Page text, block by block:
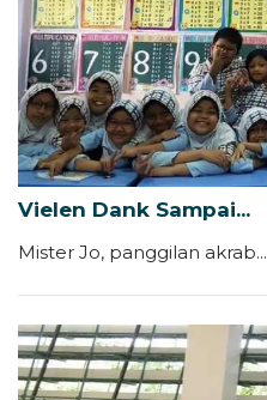
Vielen Dank Sampai...
Mister Jo, panggilan akrab...